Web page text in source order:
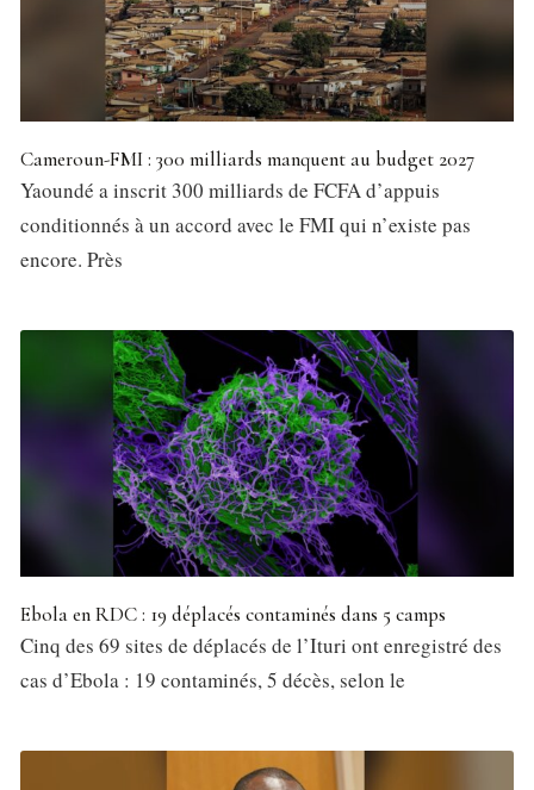
Cameroun-FMI : 300 milliards manquent au budget 2027
Yaoundé a inscrit 300 milliards de FCFA d’appuis
conditionnés à un accord avec le FMI qui n’existe pas
encore. Près
Ebola en RDC : 19 déplacés contaminés dans 5 camps
Cinq des 69 sites de déplacés de l’Ituri ont enregistré des
cas d’Ebola : 19 contaminés, 5 décès, selon le